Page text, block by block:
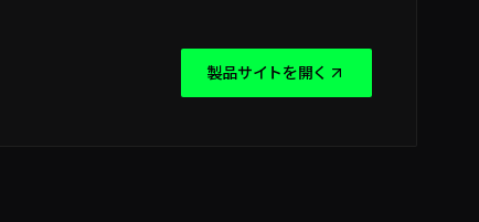
製品サイトを開く